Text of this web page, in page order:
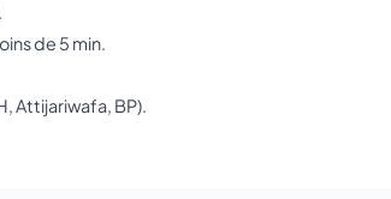
de 5 min.
Attijariwafa, BP).